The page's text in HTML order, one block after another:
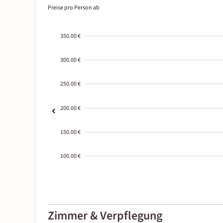
Preise pro Person ab
350.00 €
300.00 €
250.00 €
200.00 €
150.00 €
100.00 €
01-02
Zimmer & Verpflegung